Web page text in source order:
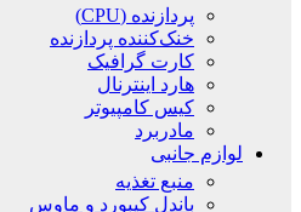
پردازنده (CPU)
خنک‌کننده پردازنده
کارت گرافیک
هارد اینترنال
کیس کامپیوتر
مادربرد
لوازم جانبی
منبع تغذیه
باندل کیبورد و ماوس